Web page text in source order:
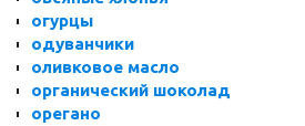
огурцы
одуванчики
оливковое масло
органический шоколад
орегано